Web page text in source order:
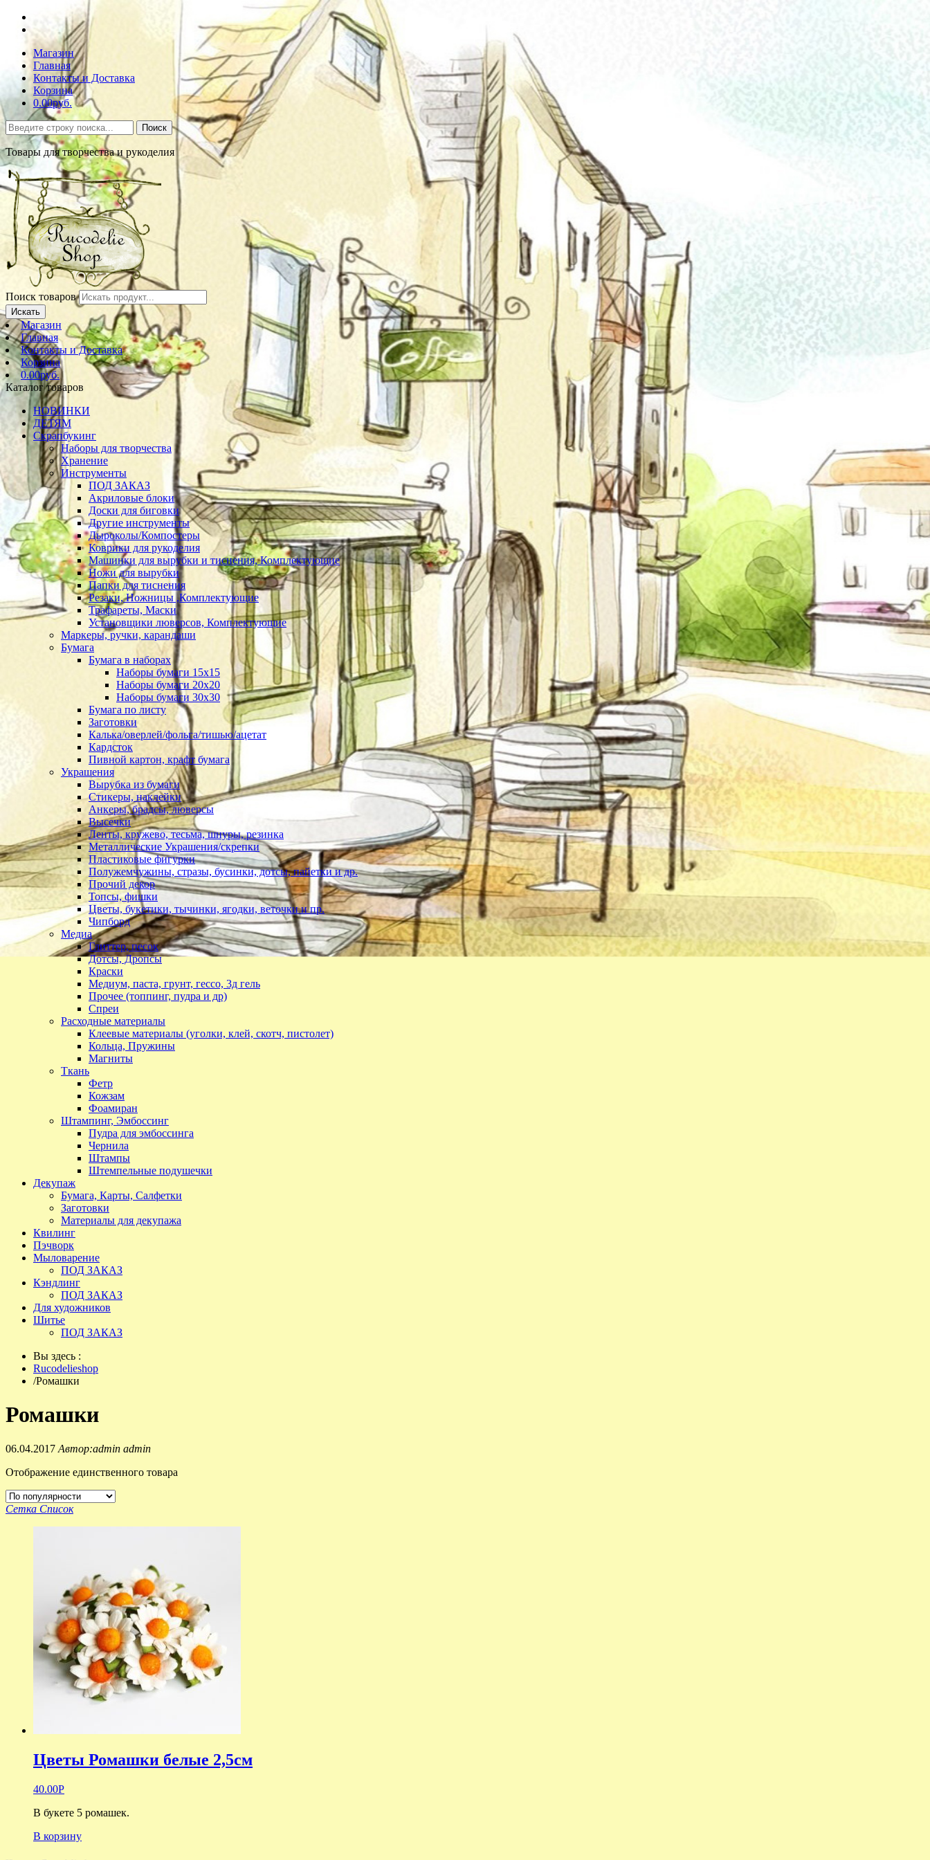
Магазин
Главная
Контакты и Доставка
Корзина
0.00руб.
Поиск
Товары для творчества и рукоделия
Поиск товаров
Искать
Магазин
Главная
Контакты и Доставка
Корзина
0.00руб.
Каталог товаров
НОВИНКИ
ДЕТЯМ
Скрапбукинг
Наборы для творчества
Хранение
Инструменты
ПОД ЗАКАЗ
Акриловые блоки
Доски для биговки
Другие инструменты
Дыроколы/Компостеры
Коврики для рукоделия
Машинки для вырубки и тиснения, Комплектующие
Ножи для вырубки
Папки для тиснения
Резаки, Ножницы ,Комплектующие
Трафареты, Маски
Установщики люверсов, Комплектующие
Маркеры, ручки, карандаши
Бумага
Бумага в наборах
Наборы бумаги 15х15
Наборы бумаги 20х20
Наборы бумаги 30х30
Бумага по листу
Заготовки
Калька/оверлей/фольга/тишью/ацетат
Кардсток
Пивной картон, крафт бумага
Украшения
Вырубка из бумаги
Стикеры, наклейки
Анкеры, брадсы, люверсы
Высечки
Ленты, кружево, тесьма, шнуры, резинка
Металлические Украшения/скрепки
Пластиковые фигурки
Полужемчужины, стразы, бусинки, дотсы, пайетки и др.
Прочий декор
Топсы, фишки
Цветы, букетики, тычинки, ягодки, веточки и пр.
Чипборд
Медиа
Глиттер, песок
Дотсы, Дропсы
Краски
Медиум, паста, грунт, гессо, 3д гель
Прочее (топпинг, пудра и др)
Спреи
Расходные материалы
Клеевые материалы (уголки, клей, скотч, пистолет)
Кольца, Пружины
Магниты
Ткань
Фетр
Кожзам
Фоамиран
Штампинг, Эмбоссинг
Пудра для эмбоссинга
Чернила
Штампы
Штемпельные подушечки
Декупаж
Бумага, Карты, Салфетки
Заготовки
Материалы для декупажа
Квилинг
Пэчворк
Мыловарение
ПОД ЗАКАЗ
Кэндлинг
ПОД ЗАКАЗ
Для художников
Шитье
ПОД ЗАКАЗ
Вы здесь :
Rucodelieshop
/Ромашки
Ромашки
06.04.2017 Автор:admin admin
Отображение единственного товара
Сетка Список
Цветы Ромашки белые 2,5см
40.00Р
В букете 5 ромашек.
В корзину